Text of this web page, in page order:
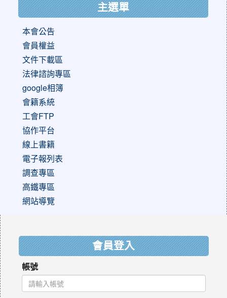
主選單
本會公告
會員權益
文件下載區
法律諮詢專區
google相簿
會籍系統
工會FTP
協作平台
線上書籍
電子報列表
調查專區
高鐵專區
網站導覽
會員登入
帳號